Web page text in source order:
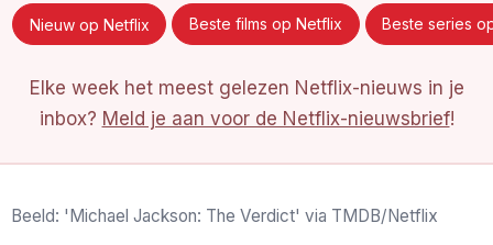
Nieuw op Netflix Beste films op Netflix Beste series
Elke week het meest gelezen Netflix-nieuws in je
inbox? Meld je aan voor de Netflix-nieuwsbrief!
Beeld: 'Michael Jackson: The Verdict' via TMDB/Netflix